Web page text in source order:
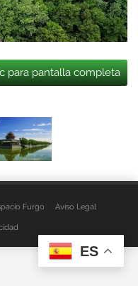
para pantalla completa
Furgo Aviso Legal
ES